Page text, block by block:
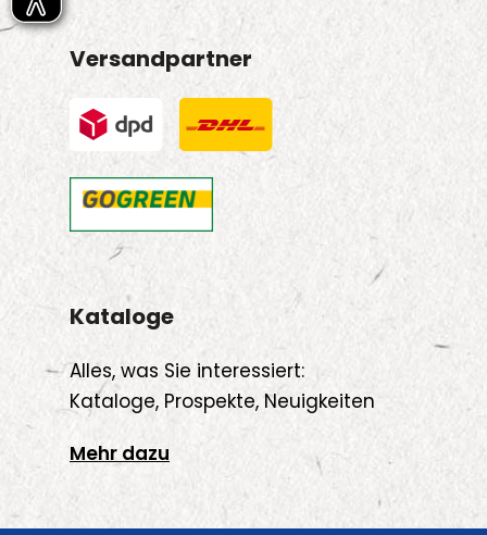
Versandpartner
Kataloge
Alles, was Sie interessiert:
Kataloge, Prospekte, Neuigkeiten
Mehr dazu